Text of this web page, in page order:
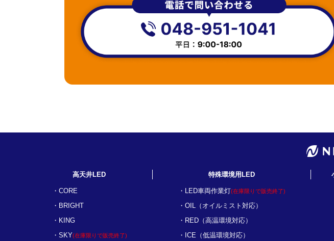
高天井LED
CORE
BRIGHT
KING
SKY(在庫限りで販売終了)
特殊環境用LED
LED車両作業灯(在庫限りで販売終了)
OIL（オイルミスト対応）
RED（高温環境対応）
ICE（低温環境対応）